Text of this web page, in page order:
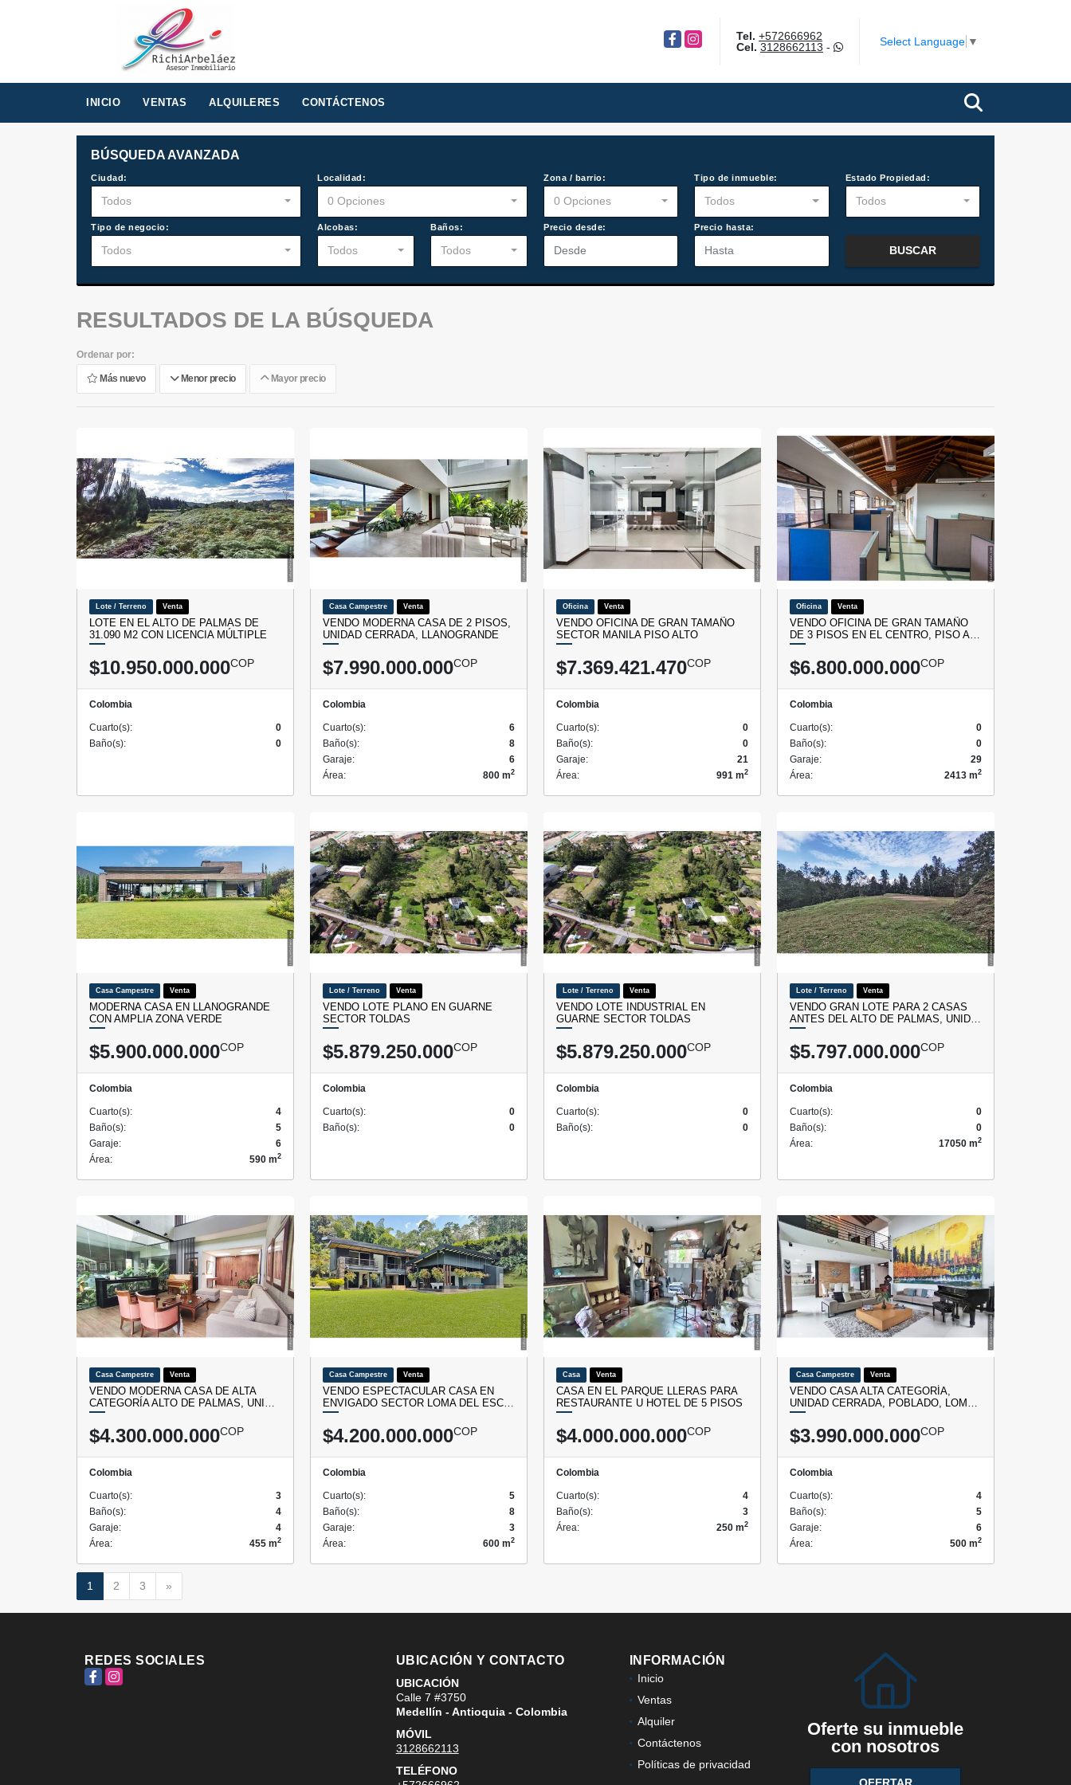
FacebookInstagram Tel. +572666962
Cel. 3128662113 - Select Language ▼
INICIO VENTAS ALQUILERES CONTÁCTENOS
BÚSQUEDA AVANZADA
Ciudad:
Todos
Localidad:
0 Opciones
Zona / barrio:
0 Opciones
Tipo de inmueble:
Todos
Estado Propiedad:
Todos
Tipo de negocio:
Todos
Alcobas:
Todos
Baños:
Todos
Precio desde: Precio hasta:
BUSCAR
RESULTADOS DE LA BÚSQUEDA
Ordenar por:
Más nuevo Menor precio Mayor precio
Lote / Terreno Venta
LOTE EN EL ALTO DE PALMAS DE
31.090 M2 CON LICENCIA MÚLTIPLE
$10.950.000.000COP
Colombia
Cuarto(s):
0
Baño(s):
0
Casa Campestre Venta
VENDO MODERNA CASA DE 2 PISOS,
UNIDAD CERRADA, LLANOGRANDE
$7.990.000.000COP
Colombia
Cuarto(s):
6
Baño(s):
8
Garaje:
6
Área:
800 m2
Oficina Venta
VENDO OFICINA DE GRAN TAMAÑO
SECTOR MANILA PISO ALTO
$7.369.421.470COP
Colombia
Cuarto(s):
0
Baño(s):
0
Garaje:
21
Área:
991 m2
Oficina Venta
VENDO OFICINA DE GRAN TAMAÑO
DE 3 PISOS EN EL CENTRO, PISO A…
$6.800.000.000COP
Colombia
Cuarto(s):
0
Baño(s):
0
Garaje:
29
Área:
2413 m2
Casa Campestre Venta
MODERNA CASA EN LLANOGRANDE
CON AMPLIA ZONA VERDE
$5.900.000.000COP
Colombia
Cuarto(s):
4
Baño(s):
5
Garaje:
6
Área:
590 m2
Lote / Terreno Venta
VENDO LOTE PLANO EN GUARNE
SECTOR TOLDAS
$5.879.250.000COP
Colombia
Cuarto(s):
0
Baño(s):
0
Lote / Terreno Venta
VENDO LOTE INDUSTRIAL EN
GUARNE SECTOR TOLDAS
$5.879.250.000COP
Colombia
Cuarto(s):
0
Baño(s):
0
Lote / Terreno Venta
VENDO GRAN LOTE PARA 2 CASAS
ANTES DEL ALTO DE PALMAS, UNID…
$5.797.000.000COP
Colombia
Cuarto(s):
0
Baño(s):
0
Área:
17050 m2
Casa Campestre Venta
VENDO MODERNA CASA DE ALTA
CATEGORÍA ALTO DE PALMAS, UNI…
$4.300.000.000COP
Colombia
Cuarto(s):
3
Baño(s):
4
Garaje:
4
Área:
455 m2
Casa Campestre Venta
VENDO ESPECTACULAR CASA EN
ENVIGADO SECTOR LOMA DEL ESC…
$4.200.000.000COP
Colombia
Cuarto(s):
5
Baño(s):
8
Garaje:
3
Área:
600 m2
Casa Venta
CASA EN EL PARQUE LLERAS PARA
RESTAURANTE U HOTEL DE 5 PISOS
$4.000.000.000COP
Colombia
Cuarto(s):
4
Baño(s):
3
Área:
250 m2
Casa Campestre Venta
VENDO CASA ALTA CATEGORÍA,
UNIDAD CERRADA, POBLADO, LOM…
$3.990.000.000COP
Colombia
Cuarto(s):
4
Baño(s):
5
Garaje:
6
Área:
500 m2
1 2 3 »
REDES SOCIALES
FacebookInstagram
UBICACIÓN Y CONTACTO
UBICACIÓN
Calle 7 #3750
Medellín - Antioquia - Colombia
MÓVIL
3128662113
TELÉFONO
INFORMACIÓN
Inicio
Ventas
Alquiler
Contáctenos
Políticas de privacidad
Oferte su inmueble
con nosotros